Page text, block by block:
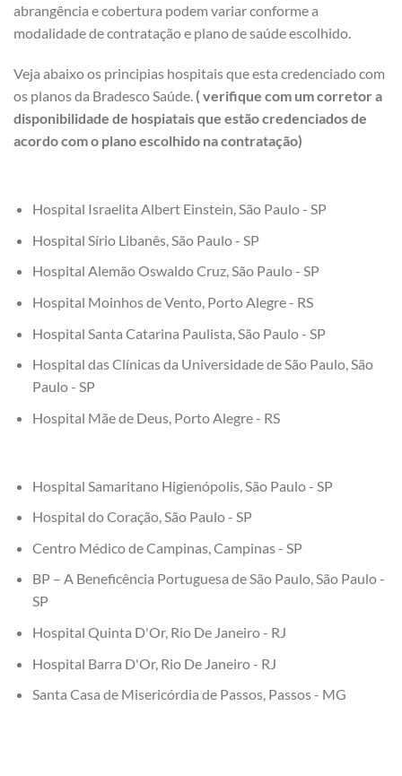
abrangência e cobertura podem variar conforme a
modalidade de contratação e plano de saúde escolhido.
Veja abaixo os principias hospitais que esta credenciado com
os planos da Bradesco Saúde. ( verifique com um corretor a
disponibilidade de hospiatais que estão credenciados de
acordo com o plano escolhido na contratação)
Hospital Israelita Albert Einstein, São Paulo - SP
Hospital Sírio Libanês, São Paulo - SP
Hospital Alemão Oswaldo Cruz, São Paulo - SP
Hospital Moinhos de Vento, Porto Alegre - RS
Hospital Santa Catarina Paulista, São Paulo - SP
Hospital das Clínicas da Universidade de São Paulo, São
Paulo - SP
Hospital Mãe de Deus, Porto Alegre - RS
Hospital Samaritano Higienópolis, São Paulo - SP
Hospital do Coração, São Paulo - SP
Centro Médico de Campinas, Campinas - SP
BP – A Beneficência Portuguesa de São Paulo, São Paulo -
SP
Hospital Quinta D'Or, Rio De Janeiro - RJ
Hospital Barra D'Or, Rio De Janeiro - RJ
Santa Casa de Misericórdia de Passos, Passos - MG